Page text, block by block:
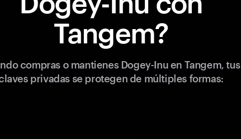
Tangem?
compras o mantienes Dogey-Inu en Tangem, tus
privadas se protegen de múltiples formas: